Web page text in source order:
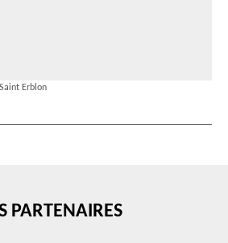
Erblon
PARTENAIRES